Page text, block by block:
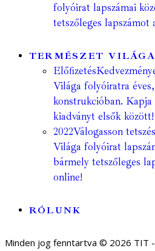
folyóirat lapszámai
tetszőleges lapszámot
TERMÉSZET VILÁGA
Előfizetés
Világa folyóiratra
konstrukcióban.
kiadványt elsők között!
2022Válogasson
Világa folyóirat
bármely tetszőleges
online!
RÓLUNK
Minden jog fenntartva © 2026 TIT